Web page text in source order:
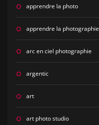
apprendre la photo
apprendre la photographie
arc en ciel photographie
argentic
art
art photo studio